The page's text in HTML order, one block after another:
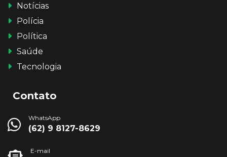
Notícias
Polícia
Política
Saúde
Tecnologia
Contato
WhatsApp
(62) 9 8127-8629
E-mail